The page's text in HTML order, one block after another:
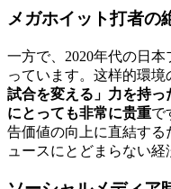
メガホイット打者の
一方で、2020年代の日
っています。这样的環
試合を変える」力を持っ
にとっても非常に贵重で
告価値の向上に直結す
ュースにとどまらない経